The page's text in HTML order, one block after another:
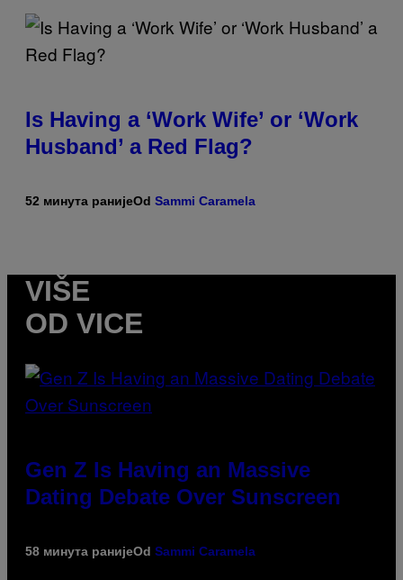
Is Having a ‘Work Wife’ or ‘Work
Husband’ a Red Flag?
52 минута ранијеOd Sammi Caramela
VIŠE
OD VICE
Gen Z Is Having an Massive
Dating Debate Over Sunscreen
58 минута ранијеOd Sammi Caramela